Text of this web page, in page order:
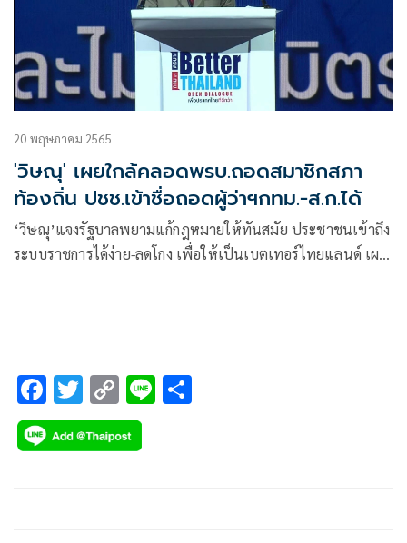
20 พฤษภาคม 2565
'วิษณุ' เผยใกล้คลอดพรบ.ถอดสมาชิกสภา
ท้องถิ่น ปชช.เข้าชื่อถอดผู้ว่าฯกทม.-ส.ก.ได้
‘วิษณุ’แจงรัฐบาลพยามแก้กฎหมายให้ทันสมัย ประชาชนเข้าถึง
ระบบราชการได้ง่าย-ลดโกง เพื่อให้เป็นเบตเทอร์ไทยแลนด์ เผย
F
ac
e
T
wi
tt
C
o
p
Li